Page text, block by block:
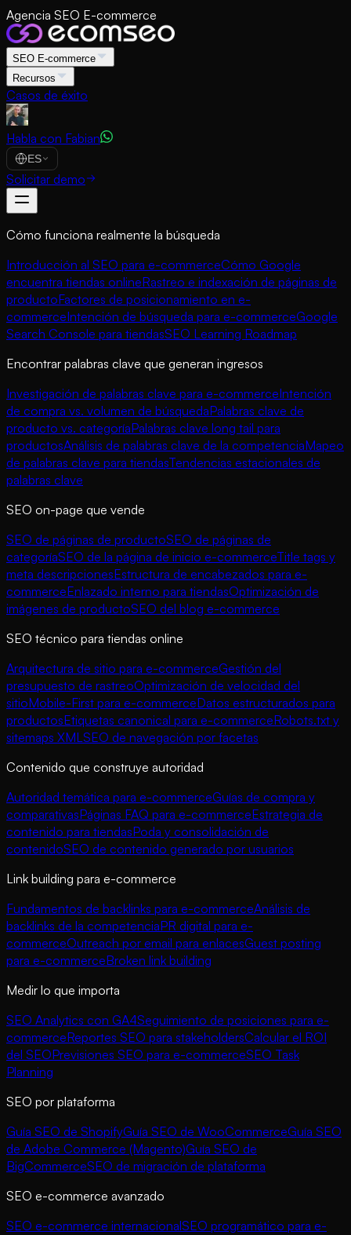
Agencia SEO E-commerce
SEO E-commerce
Recursos
Casos de éxito
Habla con Fabian
ES
Solicitar demo
Cómo funciona realmente la búsqueda
Introducción al SEO para e-commerceCómo Google
encuentra tiendas onlineRastreo e indexación de páginas de
productoFactores de posicionamiento en e-
commerceIntención de búsqueda para e-commerceGoogle
Search Console para tiendasSEO Learning Roadmap
Encontrar palabras clave que generan ingresos
Investigación de palabras clave para e-commerceIntención
de compra vs. volumen de búsquedaPalabras clave de
producto vs. categoríaPalabras clave long tail para
productosAnálisis de palabras clave de la competenciaMapeo
de palabras clave para tiendasTendencias estacionales de
palabras clave
SEO on-page que vende
SEO de páginas de productoSEO de páginas de
categoríaSEO de la página de inicio e-commerceTitle tags y
meta descripcionesEstructura de encabezados para e-
commerceEnlazado interno para tiendasOptimización de
imágenes de productoSEO del blog e-commerce
SEO técnico para tiendas online
Arquitectura de sitio para e-commerceGestión del
presupuesto de rastreoOptimización de velocidad del
sitioMobile-First para e-commerceDatos estructurados para
productosEtiquetas canonical para e-commerceRobots.txt y
sitemaps XMLSEO de navegación por facetas
Contenido que construye autoridad
Autoridad temática para e-commerceGuías de compra y
comparativasPáginas FAQ para e-commerceEstrategia de
contenido para tiendasPoda y consolidación de
contenidoSEO de contenido generado por usuarios
Link building para e-commerce
Fundamentos de backlinks para e-commerceAnálisis de
backlinks de la competenciaPR digital para e-
commerceOutreach por email para enlacesGuest posting
para e-commerceBroken link building
Medir lo que importa
SEO Analytics con GA4Seguimiento de posiciones para e-
commerceReportes SEO para stakeholdersCalcular el ROI
del SEOPrevisiones SEO para e-commerceSEO Task
Planning
SEO por plataforma
Guía SEO de ShopifyGuía SEO de WooCommerceGuía SEO
de Adobe Commerce (Magento)Guía SEO de
BigCommerceSEO de migración de plataforma
SEO e-commerce avanzado
SEO e-commerce internacionalSEO programático para e-